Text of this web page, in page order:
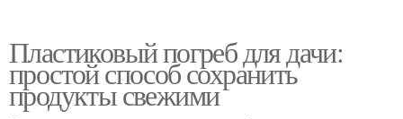
Пластиковый погреб для дачи:
простой способ сохранить
продукты свежими